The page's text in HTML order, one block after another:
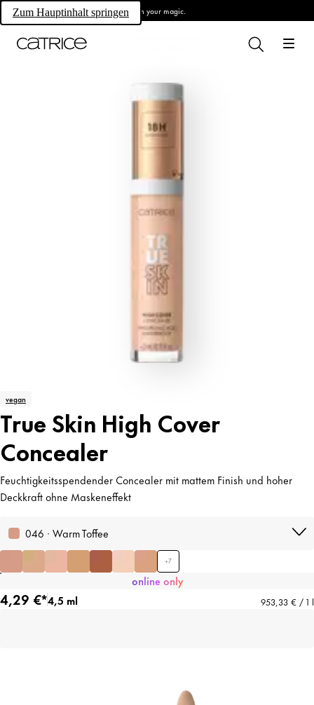
Zum Hauptinhalt springen Own your magic.
vegan
True Skin High Cover
Concealer
Feuchtigkeitsspendender Concealer mit mattem Finish und hoher
Deckkraft ohne Maskeneffekt
046 · Warm Toffee
+7
online only
4,29 €*4,5 ml 953,33 € / 1 l